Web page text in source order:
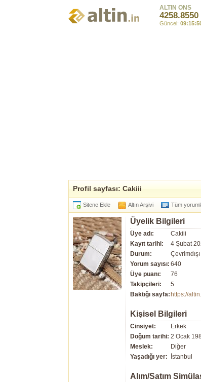
ALTIN ONS
4258.8550
Güncel:
Profil sayfası: Cakiii
Sitene Ekle Altın Arşivi Tüm
Üyelik Bilgileri
Üye adı:
Cakiii
Kayıt tarihi:
4 Şubat
Durum:
Çevrimdışı
Yorum sayısı: 640
Üye puanı:
76
Takipçileri:
5
Baktığı sayfa: https://
Kişisel Bilgileri
Cinsiyet:
Erkek
Doğum tarihi: 2 Ocak
Meslek:
Diğer
Yaşadığı yer:
İstanbul
Alım/Satım